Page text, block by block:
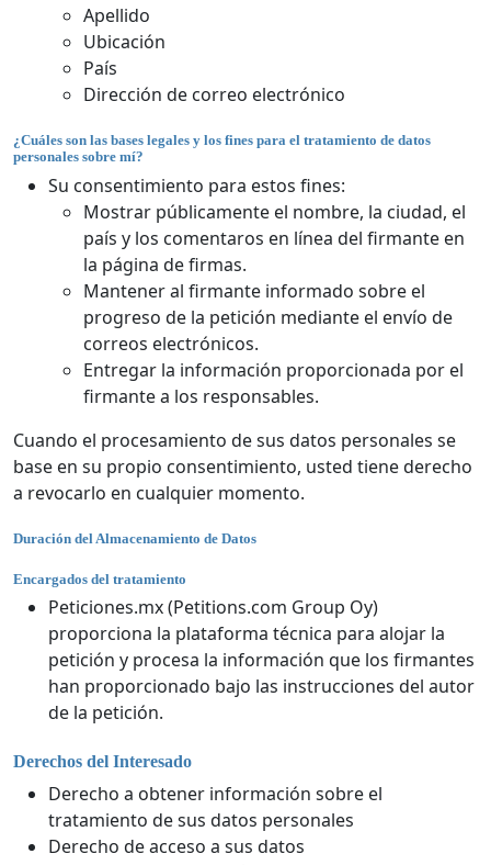
Apellido
Ubicación
País
Dirección de correo electrónico
¿Cuáles son las bases legales y los fines para el tratamiento de datos
personales sobre mí?
Su consentimiento para estos fines:
Mostrar públicamente el nombre, la ciudad, el
país y los comentaros en línea del firmante en
la página de firmas.
Mantener al firmante informado sobre el
progreso de la petición mediante el envío de
correos electrónicos.
Entregar la información proporcionada por el
firmante a los responsables.
Cuando el procesamiento de sus datos personales se
base en su propio consentimiento, usted tiene derecho
a revocarlo en cualquier momento.
Duración del Almacenamiento de Datos
Encargados del tratamiento
Peticiones.mx (Petitions.com Group Oy)
proporciona la plataforma técnica para alojar la
petición y procesa la información que los firmantes
han proporcionado bajo las instrucciones del autor
de la petición.
Derechos del Interesado
Derecho a obtener información sobre el
tratamiento de sus datos personales
Derecho de acceso a sus datos